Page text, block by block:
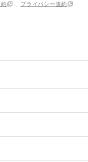
プライバシー規約